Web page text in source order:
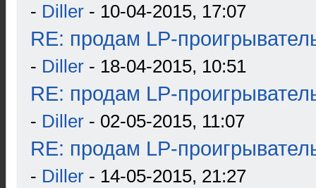
- Diller - 10-04-2015, 17:07
RE: продам LP-
- Diller - 18-04-2015, 10:51
RE: продам LP-
- Diller - 02-05-2015, 11:07
RE: продам LP-
- Diller - 14-05-2015, 21:27